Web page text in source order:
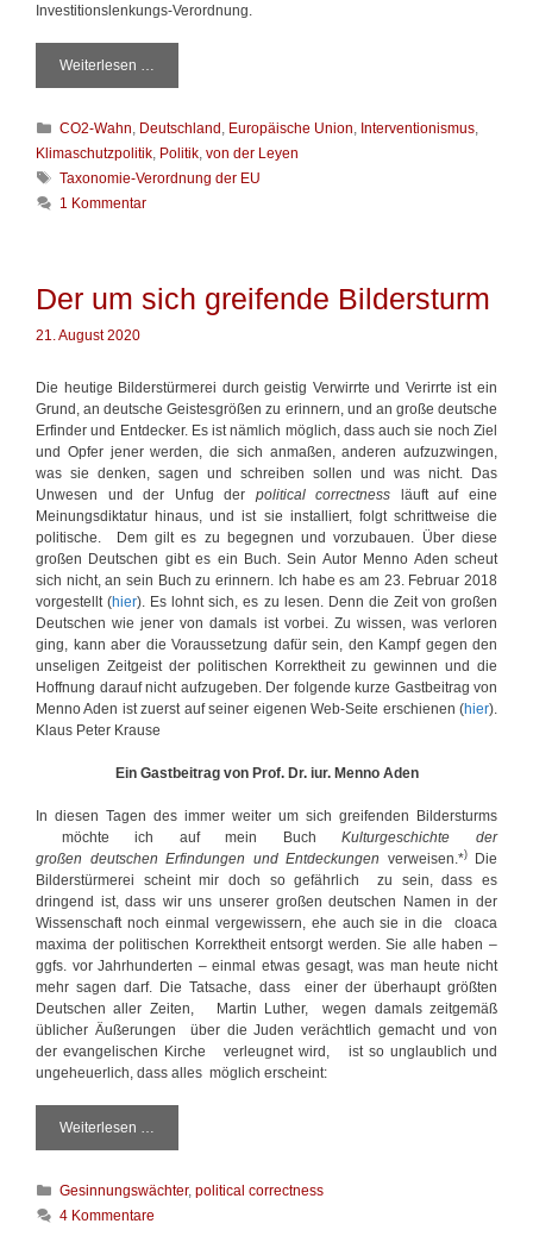
Investitionslenkungs-Verordnung.
Weiterlesen …
o
h
e
i
l
K
a
t
g
e
CO2-Wahn, Deutschland , Europäische Union, Interventionismus,
Klimaschutzpolitik, Politik, von der Leyen
S
c
w
ö
e
r
Taxonomie-Verordnung der EU
1 Kommentar
Der um sich greifende Bildersturm
21. August 2020
Die heutige Bilderstürmerei durch geistig Verwirrte und Verirrte ist ein
Grund, an deutsche Geistesgrößen zu erinnern, und an große deutsche
Erfinder und Entdecker. Es ist nämlich möglich, dass auch sie noch Ziel
und Opfer jener werden, die sich anmaßen, anderen aufzuzwingen,
was sie denken, sagen und schreiben sollen und was nicht. Das
Unwesen und der Unfug der political correctness läuft auf eine
Meinungsdiktatur hinaus, und ist sie installiert, folgt schrittweise die
politische. Dem gilt es zu begegnen und vorzubauen. Über diese
großen Deutschen gibt es ein Buch. Sein Autor Menno Aden scheut
sich nicht, an sein Buch zu erinnern. Ich habe es am 23. Februar 2018
vorgestellt (hier). Es lohnt sich, es zu lesen. Denn die Zeit von großen
Deutschen wie jener von damals ist vorbei. Zu wissen, was verloren
ging, kann aber die Voraussetzung dafür sein, den Kampf gegen den
unseligen Zeitgeist der politischen Korrektheit zu gewinnen und die
Hoffnung darauf nicht aufzugeben. Der folgende kurze Gastbeitrag von
Menno Aden ist zuerst auf seiner eigenen Web-Seite erschienen (hier).
Klaus Peter Krause
Ein Gastbeitrag von Prof. Dr. iur. Menno Aden
In diesen Tagen des immer weiter um sich greifenden Bildersturms
möchte ich auf mein BuchKulturgeschichte der
großen deutschen Erfindungen und Entdeckungen verweisen.*)Die
Bilderstürmerei scheint mir doch so gefährlich zu sein, dass es
dringend ist, dass wir uns unserer großen deutschen Namen in der
Wissenschaft noch einmal vergewissern, ehe auch sie in die cloaca
maxima der politischen Korrektheit entsorgt werden. Sie alle haben –
ggfs. vor Jahrhunderten – einmal etwas gesagt, was man heute nicht
mehr sagen darf. Die Tatsache, dass einer der überhaupt größten
Deutschen aller Zeiten, Martin Luther, wegen damals zeitgemäß
üblicher Äußerungen über die Juden verächtlich gemacht und von
der evangelischen Kirche verleugnet wird, ist so unglaublich und
ungeheuerlich, dass alles möglich erscheint:
Weiterlesen …
e
u
K
a
Gesinnungswächter,political correctness
4 Kommentare